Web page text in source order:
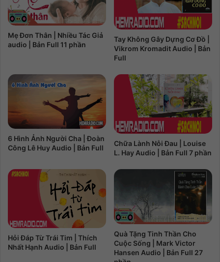
Mẹ Đơn Thân | Nhiều Tác Giả
audio | Bản Full 11 phần
Tay Không Gây Dựng Cơ Đồ |
Vikrom Kromadit Audio | Bản
Full
6 Hình Ảnh Người Cha | Đoàn
Công Lê Huy Audio | Bản Full
Chữa Lành Nỗi Đau | Louise
L. Hay Audio | Bản Full 7 phần
Hỏi Đáp Từ Trái Tim | Thích
Nhất Hạnh Audio | Bản Full
Quà Tặng Tinh Thần Cho
Cuộc Sống | Mark Victor
Hansen Audio | Bản Full 27